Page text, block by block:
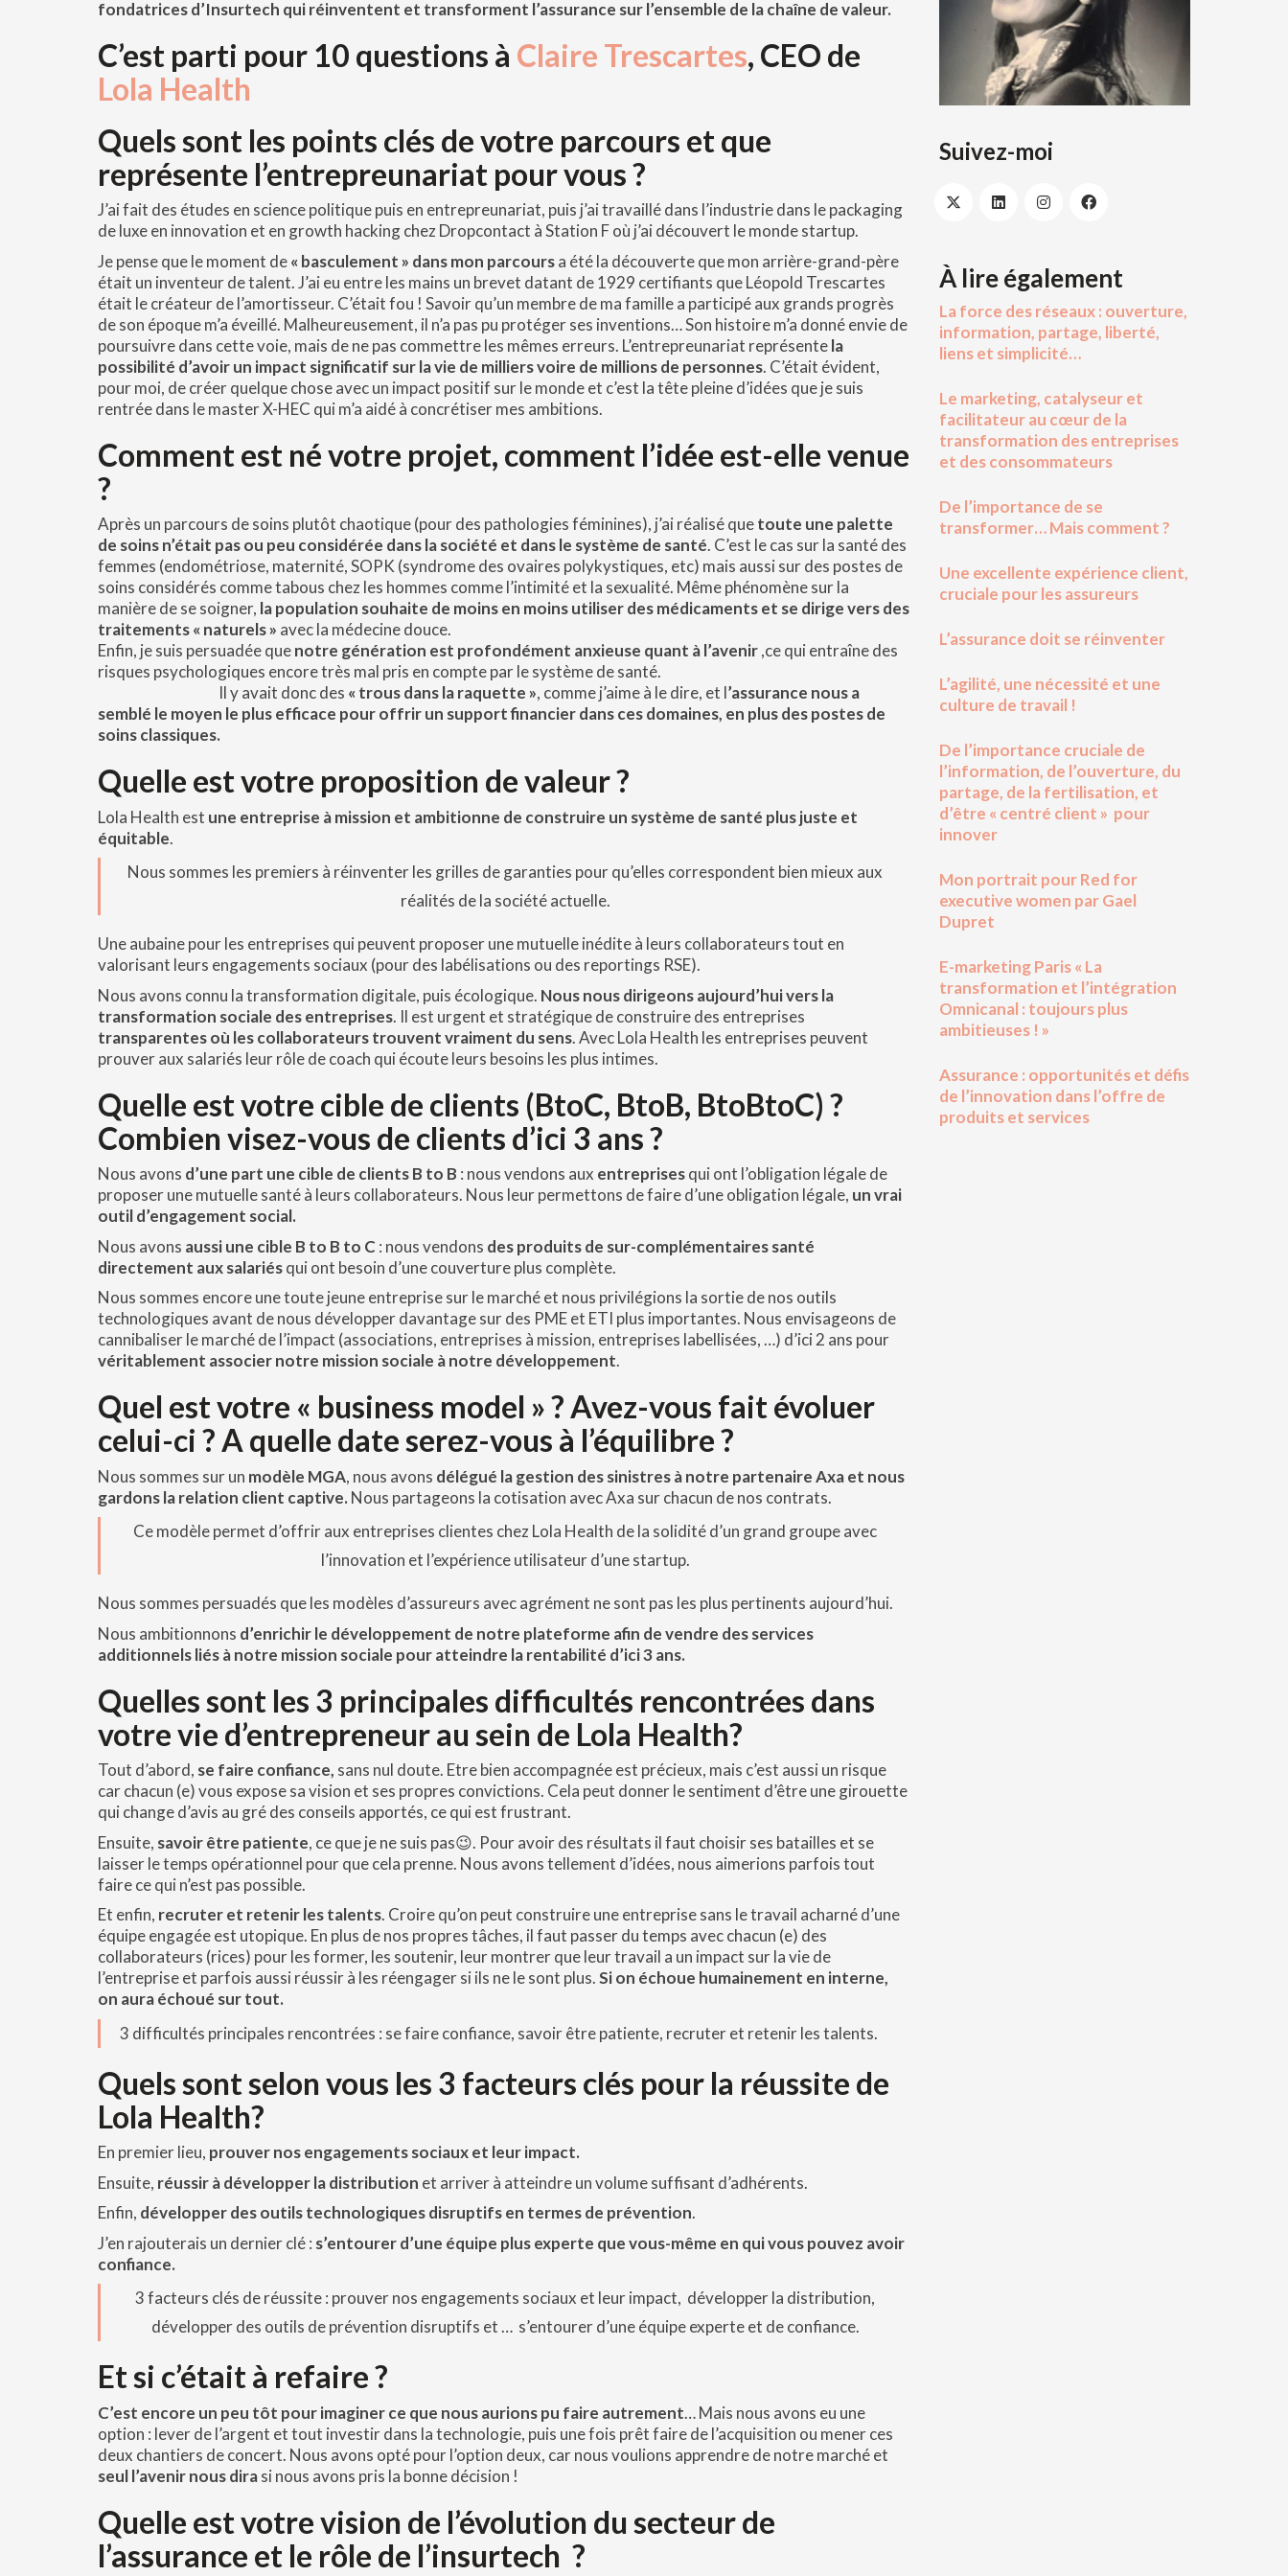
fondatrices d’Insurtech qui réinventent et transforment l’assurance sur l’ensemble de la chaîne de valeur.
C’est parti pour 10 questions à Claire Trescartes, CEO de
Lola Health
Quels sont les points clés de votre parcours et que
représente l’entrepreunariat pour vous ?
J’ai fait des études en science politique puis en entrepreunariat, puis j’ai travaillé dans l’industrie dans le packaging
de luxe en innovation et en growth hacking chez Dropcontact à Station F où j’ai découvert le monde startup.
Je pense que le moment de« basculement » dans mon parcoursa été la découverte que mon arrière-grand-père
était un inventeur de talent. J’ai eu entre les mains un brevet datant de 1929 certifiants que Léopold Trescartes
était le créateur de l’amortisseur. C’était fou ! Savoir qu’un membre de ma famille a participé aux grands progrès
de son époque m’a éveillé. Malheureusement, il n’a pas pu protéger ses inventions… Son histoire m’a donné envie de
poursuivre dans cette voie, mais de ne pas commettre les mêmes erreurs. L’entrepreunariat représentela
possibilité d’avoir un impact significatif sur la vie de milliers voire de millions de personnes. C’était évident,
pour moi, de créer quelque chose avec un impact positif sur le monde et c’est la tête pleine d’idées que je suis
rentrée dans le master X-HEC qui m’a aidé à concrétiser mes ambitions.
Comment est né votre projet, comment l’idée est-elle venue
?
Après un parcours de soins plutôt chaotique (pour des pathologies féminines), j’ai réalisé quetoute une palette
de soins n’était pas ou peu considérée dans la société et dans le système de santé. C’est le cas sur la santé des
femmes (endométriose, maternité, SOPK (syndrome des ovaires polykystiques, etc) mais aussi sur des postes de
soins considérés comme tabous chez les hommes comme l’intimité et la sexualité. Même phénomène sur la
manière de se soigner, la population souhaite de moins en moins utiliser des médicaments et se dirige vers des
traitements « naturels » avec la médecine douce.
Enfin, je suis persuadée quenotre génération est profondément anxieuse quant à l’avenir,ce qui entraîne des
risques psychologiques encore très mal pris en compte par le système de santé.
Il y avait donc des « trous dans la raquette », comme j’aime à le dire, et l’assurance nous a
semblé le moyen le plus efficace pour offrir un support financier dans ces domaines, en plus des postes de
soins classiques.
Quelle est votre proposition de valeur ?
Lola Health est une entreprise à mission et ambitionne de construire un système de santé plus juste et
équitable.
Nous sommes les premiers à réinventer les grilles de garanties pour qu’elles correspondent bien mieux aux
réalités de la société actuelle.
Une aubaine pour les entreprises qui peuvent proposer une mutuelle inédite à leurs collaborateurs tout en
valorisant leurs engagements sociaux (pour des labélisations ou des reportings RSE).
Nous avons connu la transformation digitale, puis écologique. Nous nous dirigeons aujourd’hui vers la
transformation sociale des entreprises. Il est urgent et stratégique de construire des entreprises
transparentes où les collaborateurs trouvent vraiment du sens. Avec Lola Health les entreprises peuvent
prouver aux salariés leur rôle de coach qui écoute leurs besoins les plus intimes.
Quelle est votre cible de clients (BtoC, BtoB, BtoBtoC) ?
Combien visez-vous de clients d’ici 3 ans ?
Nous avons d’une part une cible de clients B to B : nous vendons aux entreprisesqui ont l’obligation légale de
proposer une mutuelle santé à leurs collaborateurs. Nous leur permettons de faire d’une obligation légale, un vrai
outil d’engagement social.
Nous avons aussi une cible B to B to C : nous vendons des produits de sur-complémentaires santé
directement aux salariésqui ont besoin d’une couverture plus complète.
Nous sommes encore une toute jeune entreprise sur le marché et nous privilégions la sortie de nos outils
technologiques avant de nous développer davantage sur des PME et ETI plus importantes. Nous envisageons de
cannibaliser le marché de l’impact (associations, entreprises à mission, entreprises labellisées, …) d’ici 2 ans pour
véritablement associer notre mission sociale à notre développement.
Quel est votre « business model » ? Avez-vous fait évoluer
celui-ci ? A quelle date serez-vous à l’équilibre ?
Nous sommes sur un modèle MGA, nous avons délégué la gestion des sinistres à notre partenaire Axa et nous
gardons la relation client captive. Nous partageons la cotisation avec Axa sur chacun de nos contrats.
Ce modèle permet d’offrir aux entreprises clientes chez Lola Health de la solidité d’un grand groupe avec
l’innovation et l’expérience utilisateur d’une startup.
Nous sommes persuadés que les modèles d’assureurs avec agrément ne sont pas les plus pertinents aujourd’hui.
Nous ambitionnons d’enrichir le développement de notre plateforme afin de vendre des services
additionnels liés à notre mission sociale pour atteindre la rentabilité d’ici 3 ans.
Quelles sont les 3 principales difficultés rencontrées dans
votre vie d’entrepreneur au sein de Lola Health?
Tout d’abord, se faire confiance, sans nul doute. Etre bien accompagnée est précieux, mais c’est aussi un risque
car chacun (e) vous expose sa vision et ses propres convictions. Cela peut donner le sentiment d’être une girouette
qui change d’avis au gré des conseils apportés, ce qui est frustrant.
Ensuite, savoir être patiente, ce que je ne suis pas😉. Pour avoir des résultats il faut choisir ses batailles et se
laisser le temps opérationnel pour que cela prenne. Nous avons tellement d’idées, nous aimerions parfois tout
faire ce qui n’est pas possible.
Et enfin, recruter et retenir les talents. Croire qu’on peut construire une entreprise sans le travail acharné d’une
équipe engagée est utopique. En plus de nos propres tâches, il faut passer du temps avec chacun (e) des
collaborateurs (rices) pour les former, les soutenir, leur montrer que leur travail a un impact sur la vie de
l’entreprise et parfois aussi réussir à les réengager si ils ne le sont plus.Si on échoue humainement en interne,
on aura échoué sur tout.
3 difficultés principales rencontrées : se faire confiance, savoir être patiente, recruter et retenir les talents.
Quels sont selon vous les 3 facteurs clés pour la réussite de
Lola Health?
En premier lieu, prouver nos engagements sociaux et leur impact.
Ensuite, réussir à développer la distribution et arriver à atteindre un volume suffisant d’adhérents.
Enfin, développer des outils technologiques disruptifs en termes de prévention.
J’en rajouterais un dernier clé : s’entourer d’une équipe plus experte que vous-même en qui vous pouvez avoir
confiance.
3 facteurs clés de réussite : prouver nos engagements sociaux et leur impact, développer la distribution,
développer des outils de prévention disruptifs et … s’entourer d’une équipe experte et de confiance.
Et si c’était à refaire ?
C’est encore un peu tôt pour imaginer ce que nous aurions pu faire autrement… Mais nous avons eu une
option : lever de l’argent et tout investir dans la technologie, puis une fois prêt faire de l’acquisition ou mener ces
deux chantiers de concert. Nous avons opté pour l’option deux, car nous voulions apprendre de notre marché et
seul l’avenir nous dirasi nous avons pris la bonne décision !
Quelle est votre vision de l’évolution du secteur de
l’assurance et le rôle de l’insurtech ?
Suivez-moi
À lire également
La force des réseaux : ouverture,
information, partage, liberté,
liens et simplicité…
Le marketing, catalyseur et
facilitateur au cœur de la
transformation des entreprises
et des consommateurs
De l’importance de se
transformer… Mais comment ?
Une excellente expérience client,
cruciale pour les assureurs
L’assurance doit se réinventer
L’agilité, une nécessité et une
culture de travail !
De l’importance cruciale de
l’information, de l’ouverture, du
partage, de la fertilisation, et
d’être « centré client » pour
innover
Mon portrait pour Red for
executive women par Gael
Dupret
E-marketing Paris « La
transformation et l’intégration
Omnicanal : toujours plus
ambitieuses ! »
Assurance : opportunités et défis
de l’innovation dans l’offre de
produits et services